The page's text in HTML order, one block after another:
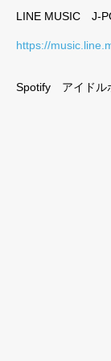
LINE MUSIC J-
https://
Spotify アイドル